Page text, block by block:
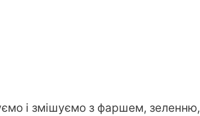
і змішуємо з фаршем, зеленню,